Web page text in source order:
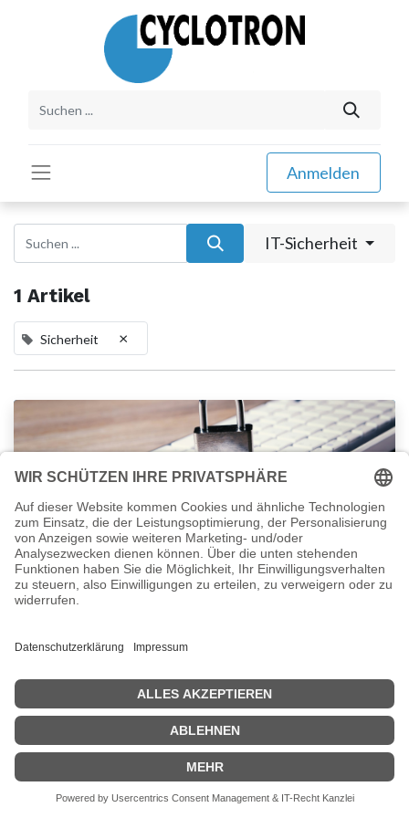
Anmelden
IT-Sicherheit
1 Artikel
Sicherheit ×
Sophos Workspace Protection: Moderne IT-
Sicherheit für hybrides Arbeiten
Homeoffice, mobile Mitarbeiter, externe Dienstleister — die Art, wie wir
Endpoint Sicherheit Workplace
Rufen Sie uns an
Beratung +49 (0) 611 945 854 10